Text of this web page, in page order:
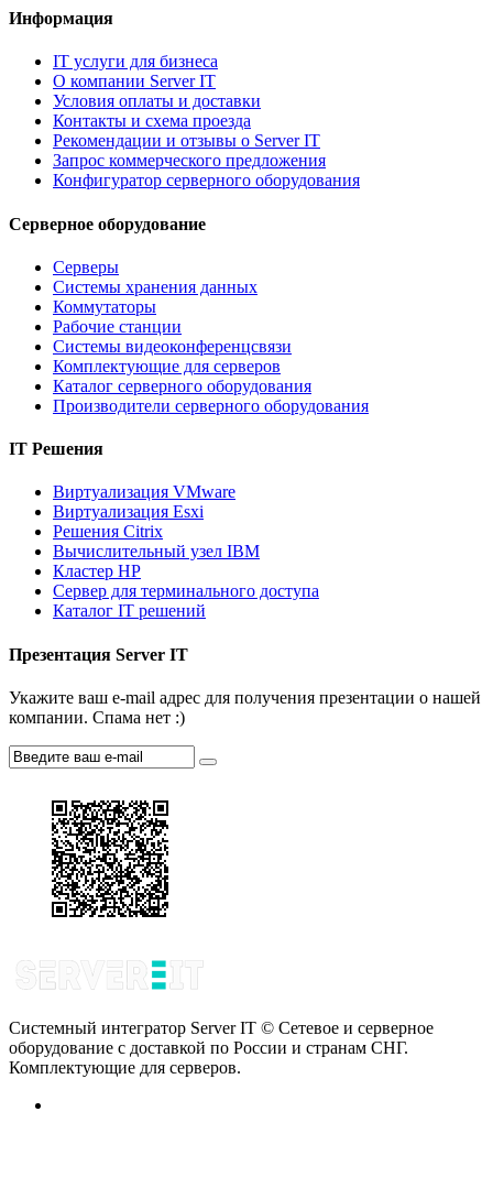
Информация
IT услуги для бизнеса
О компании Server IT
Условия оплаты и доставки
Контакты и схема проезда
Рекомендации и отзывы о Server IT
Запрос коммерческого предложения
Конфигуратор серверного оборудования
Серверное оборудование
Серверы
Системы хранения данных
Коммутаторы
Рабочие станции
Системы видеоконференцсвязи
Комплектующие для серверов
Каталог серверного оборудования
Производители серверного оборудования
IT Решения
Виртуализация VMware
Виртуализация Esxi
Решения Citrix
Вычислительный узел IBM
Кластер HP
Сервер для терминального доступа
Каталог IT решений
Презентация Server IT
Укажите ваш e-mail адрес для получения презентации о нашей
компании. Спама нет :)
Системный интегратор Server IT © Сетевое и серверное
оборудование с доставкой по России и странам СНГ.
Комплектующие для серверов.